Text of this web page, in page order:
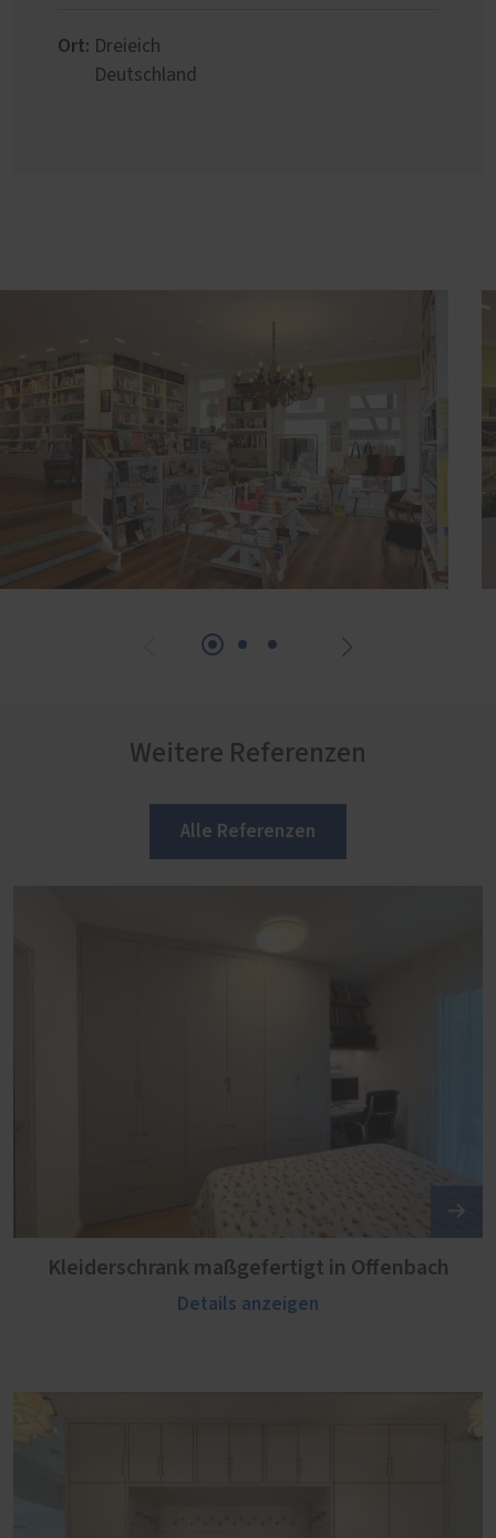
Ort: Dreieich
Deutschland
Weitere Referenzen
Alle Referenzen
Kleiderschrank maßgefertigt in Offenbach
Details anzeigen